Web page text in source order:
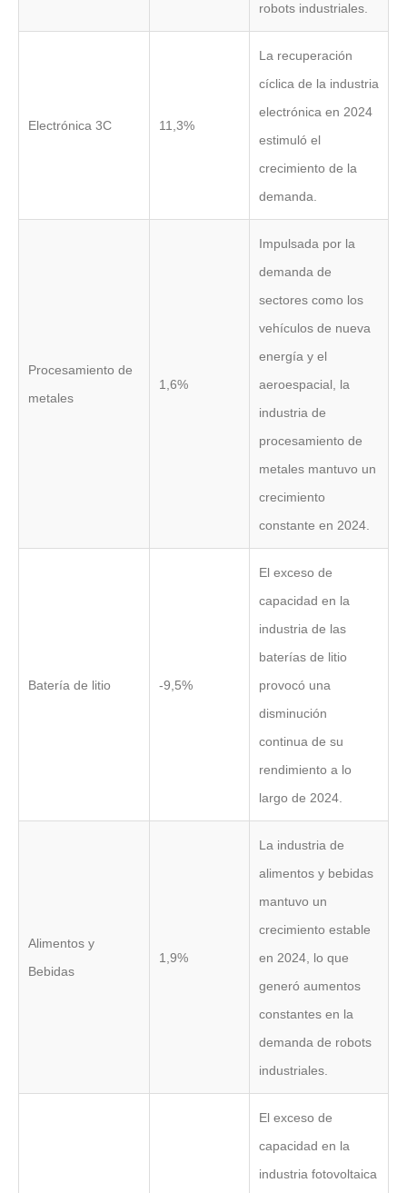
robots industriales.
Electrónica 3C 11,3%
La recuperación
cíclica de la industria
electrónica en 2024
estimuló el
crecimiento de la
demanda.
Procesamiento de
metales
1,6%
Impulsada por la
demanda de
sectores como los
vehículos de nueva
energía y el
aeroespacial, la
industria de
procesamiento de
metales mantuvo un
crecimiento
constante en 2024.
Batería de litio -9,5%
El exceso de
capacidad en la
industria de las
baterías de litio
provocó una
disminución
continua de su
rendimiento a lo
largo de 2024.
Alimentos y
Bebidas
1,9%
La industria de
alimentos y bebidas
mantuvo un
crecimiento estable
en 2024, lo que
generó aumentos
constantes en la
demanda de robots
industriales.
El exceso de
capacidad en la
industria fotovoltaica